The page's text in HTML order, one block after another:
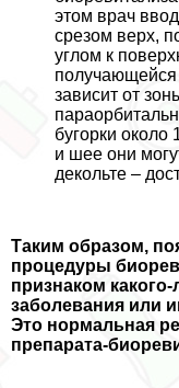
этом врач
срезом верх,
углом к
получающейся
зависит от
бугорки
и шее они
декольте –
Таким образом,
процедуры
признаком
заболевания или
Это нормальная
препарата-